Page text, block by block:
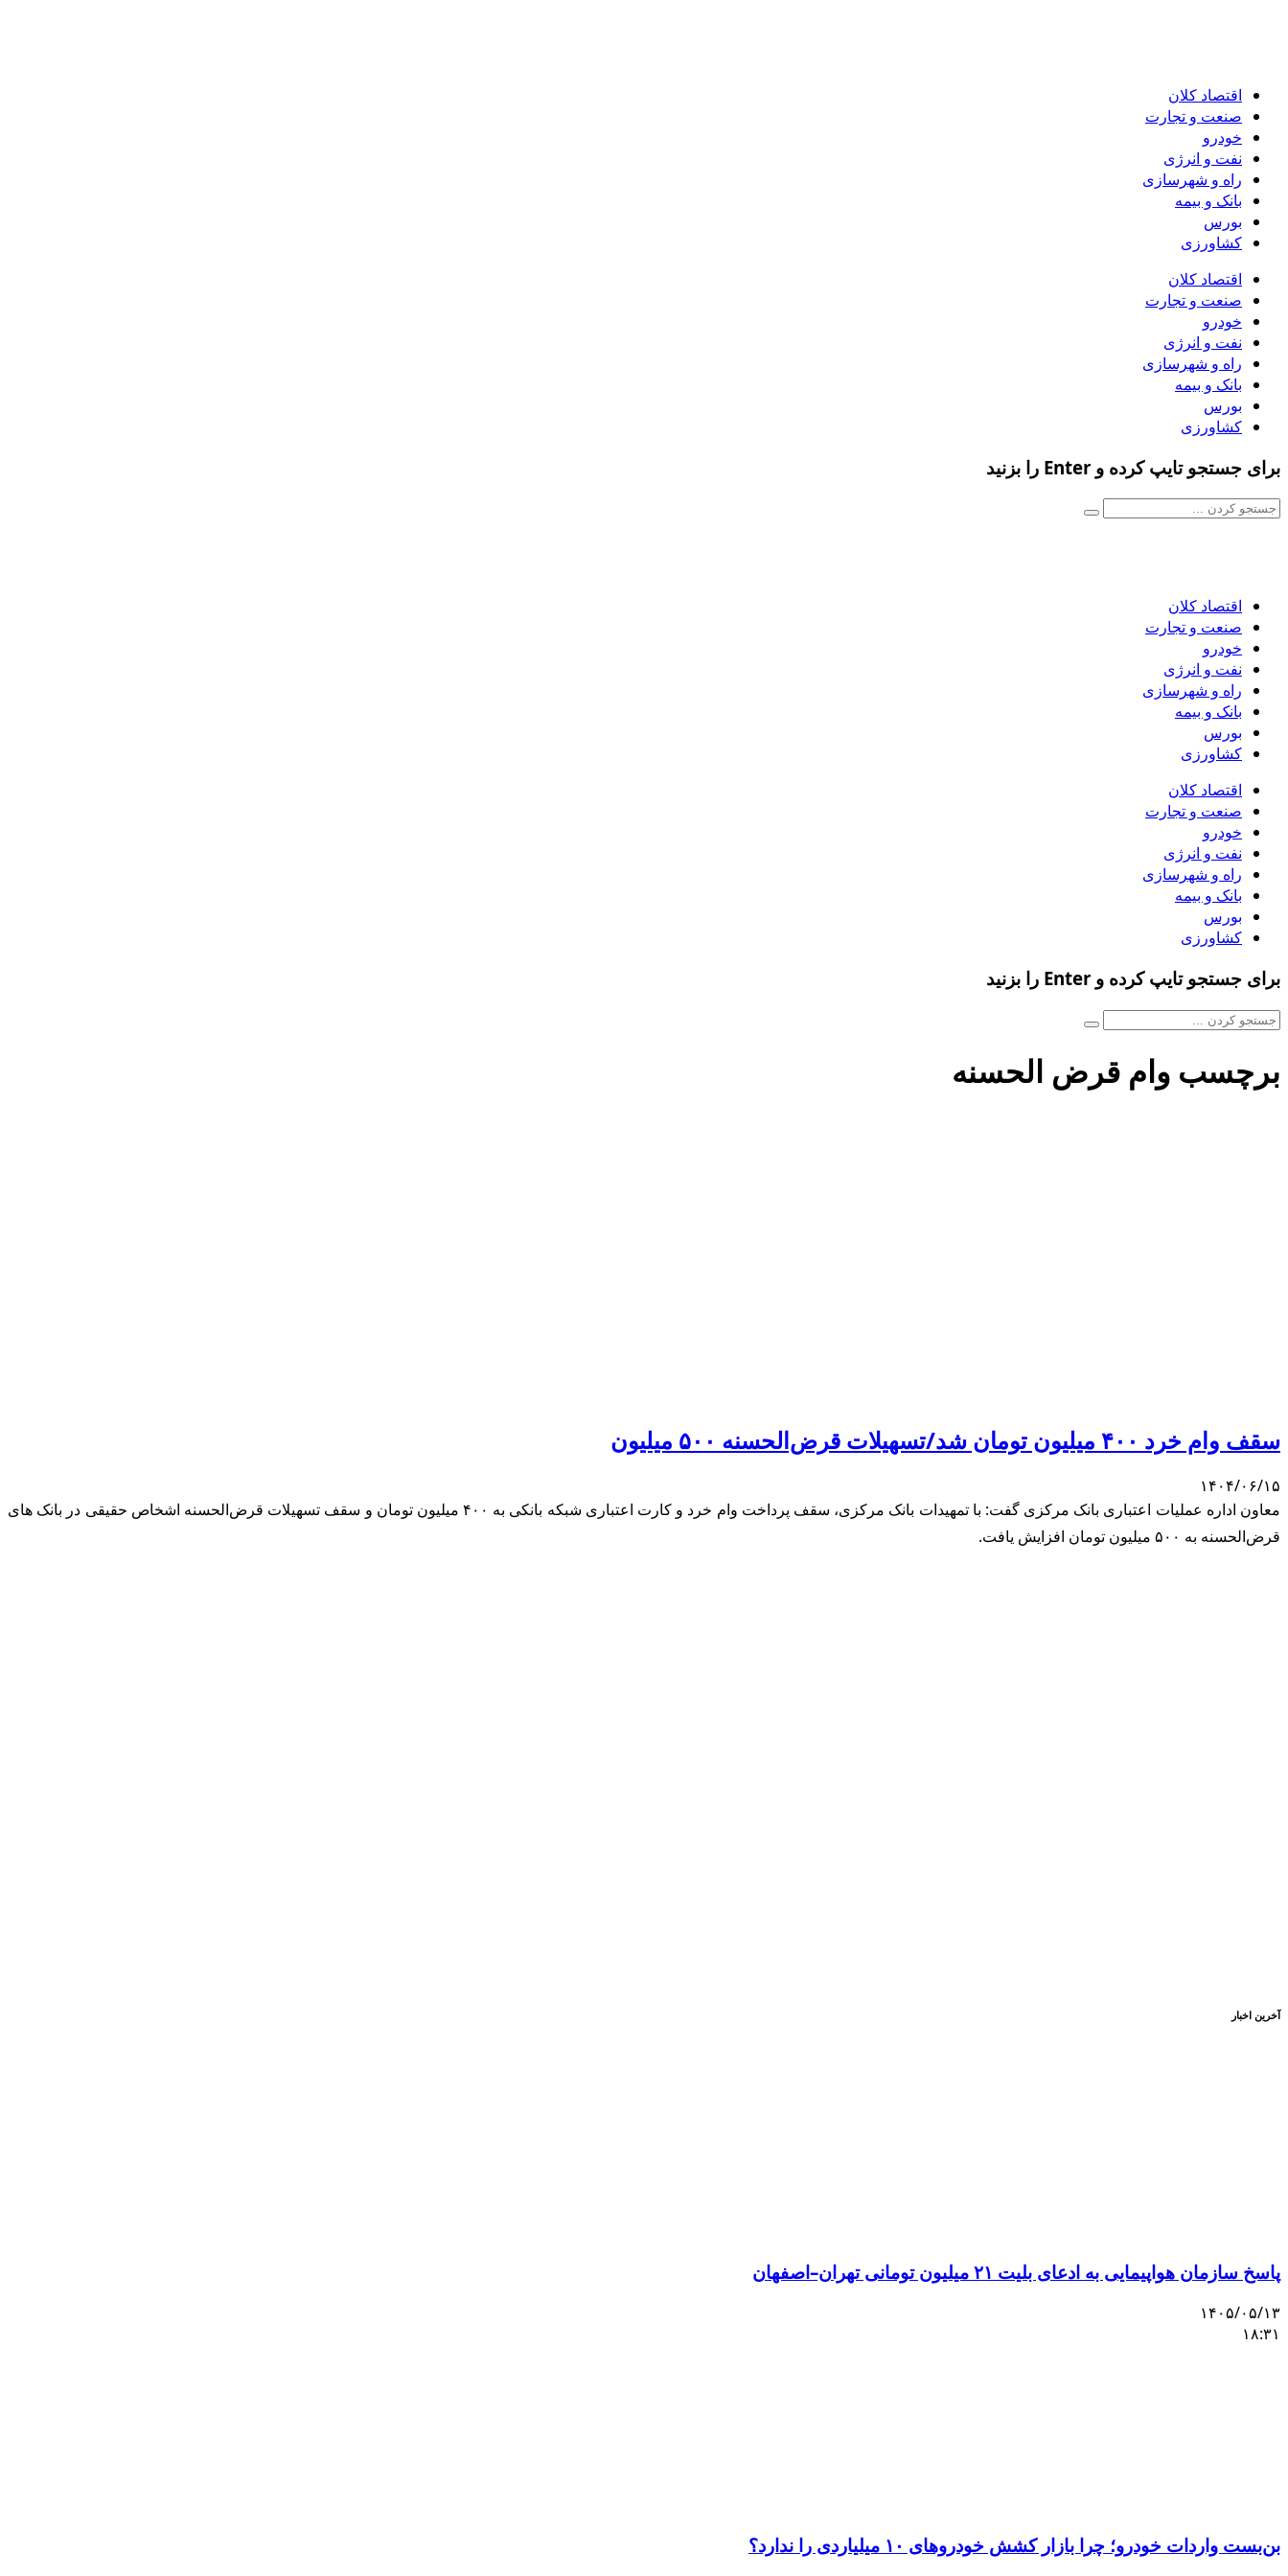
اقتصاد کلان
صنعت و تجارت
خودرو
نفت و انرژی
راه و شهرسازی
بانک و بیمه
بورس
کشاورزی
اقتصاد کلان
صنعت و تجارت
خودرو
نفت و انرژی
راه و شهرسازی
بانک و بیمه
بورس
کشاورزی
برای جستجو تایپ کرده و Enter را بزنید
اقتصاد کلان
صنعت و تجارت
خودرو
نفت و انرژی
راه و شهرسازی
بانک و بیمه
بورس
کشاورزی
اقتصاد کلان
صنعت و تجارت
خودرو
نفت و انرژی
راه و شهرسازی
بانک و بیمه
بورس
کشاورزی
برای جستجو تایپ کرده و Enter را بزنید
برچسب وام قرض الحسنه
سقف وام خرد ۴۰۰ میلیون تومان شد/تسهیلات قرض‌الحسنه ۵۰۰ میلیون
۱۴۰۴/۰۶/۱۵
معاون اداره عملیات اعتباری بانک مرکزی گفت: با تمهیدات بانک مرکزی، سقف پرداخت وام خرد و کارت اعتباری شبکه بانکی به ۴۰۰ میلیون تومان و سقف تسهیلات قرض‌الحسنه اشخاص حقیقی در بانک های
قرض‌الحسنه به ۵۰۰ میلیون تومان افزایش یافت.
آخرین اخبار
پاسخ سازمان هواپیمایی به ادعای بلیت ۲۱ میلیون تومانی تهران–اصفهان
۱۴۰۵/۰۵/۱۳
۱۸:۳۱
بن‌بست واردات خودرو؛ چرا بازار کشش خودروهای ۱۰ میلیاردی را ندارد؟